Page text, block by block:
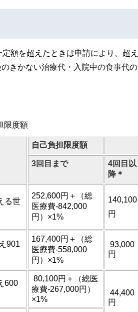
額を超えたときは申請により、超え
きかない治療代・入院中の食事代の
限度額
自己負担限度額
3回目まで
4回目以
降＊
る世
252,600円＋（総
医療費-842,000
円）×1%
140,100
円
901
167,400円＋（総
医療費-558,000
円）×1%
93,000
円
600
80,100円＋（総医
療費-267,000円）
×1%
44,400
円